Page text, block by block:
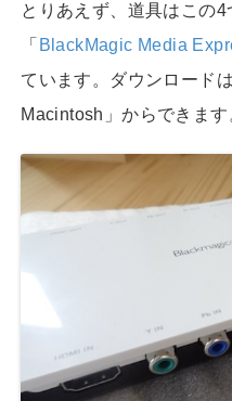
とりあえず、道具はこの
「 BlackMagic Media
ています。ダウンロード
Macintosh」からできます